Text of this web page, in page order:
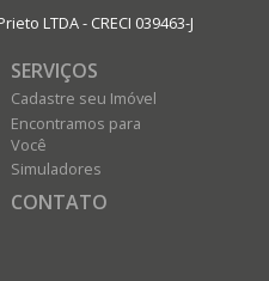
LTDA - CRECI 039463-J
SERVIÇOS
Cadastre seu Imóvel
Encontramos para
Você
Simuladores
CONTATO